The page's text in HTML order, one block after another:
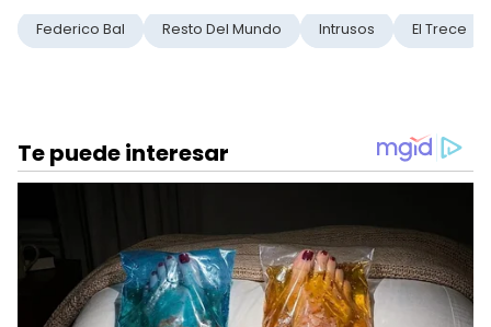
Federico Bal Resto Del Mundo Intrusos El Trece